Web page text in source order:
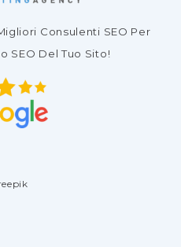
Consulenti SEO Per
SEO Del Tuo Sito!